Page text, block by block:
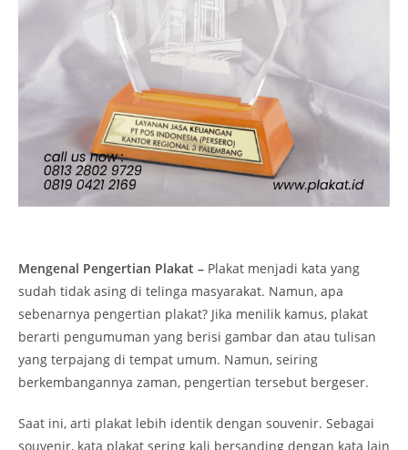
Mengenal Pengertian Plakat – Plakat menjadi kata yang
sudah tidak asing di telinga masyarakat. Namun, apa
sebenarnya pengertian plakat? Jika menilik kamus, plakat
berarti pengumuman yang berisi gambar dan atau tulisan
yang terpajang di tempat umum. Namun, seiring
berkembangannya zaman, pengertian tersebut bergeser.
Saat ini, arti plakat lebih identik dengan souvenir. Sebagai
souvenir, kata plakat sering kali bersanding dengan kata lain